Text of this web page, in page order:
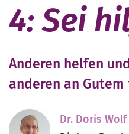
4: Sei
Anderen helfen
anderen an
Dr. Doris Wolf